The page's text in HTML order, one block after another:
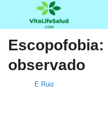
observado
E Ruiz